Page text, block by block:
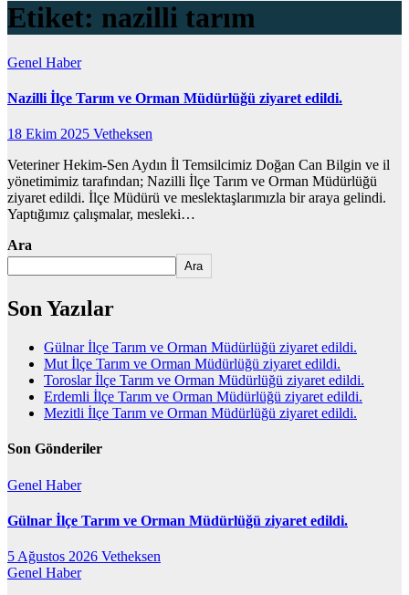
Etiket: nazilli tarım
Genel Haber
Nazilli İlçe Tarım ve Orman Müdürlüğü ziyaret edildi.
18 Ekim 2025 Vetheksen
Veteriner Hekim-Sen Aydın İl Temsilcimiz Doğan Can Bilgin ve il
yönetimimiz tarafından; Nazilli İlçe Tarım ve Orman Müdürlüğü
ziyaret edildi. İlçe Müdürü ve meslektaşlarımızla bir araya gelindi.
Yaptığımız çalışmalar, mesleki…
Ara
Ara
Son Yazılar
Gülnar İlçe Tarım ve Orman Müdürlüğü ziyaret edildi.
Mut İlçe Tarım ve Orman Müdürlüğü ziyaret edildi.
Toroslar İlçe Tarım ve Orman Müdürlüğü ziyaret edildi.
Erdemli İlçe Tarım ve Orman Müdürlüğü ziyaret edildi.
Mezitli İlçe Tarım ve Orman Müdürlüğü ziyaret edildi.
Son Gönderiler
Genel Haber
Gülnar İlçe Tarım ve Orman Müdürlüğü ziyaret edildi.
5 Ağustos 2026 Vetheksen
Genel Haber